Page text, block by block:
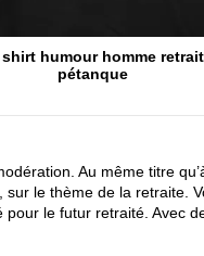
shirt humour homme
pétanque
Au même titre
le thème de la retraite.
le futur retraité. Avec